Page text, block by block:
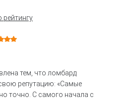
рейтингу
тем, что ломбард
репутацию: «Самые
точно. С самого начала с